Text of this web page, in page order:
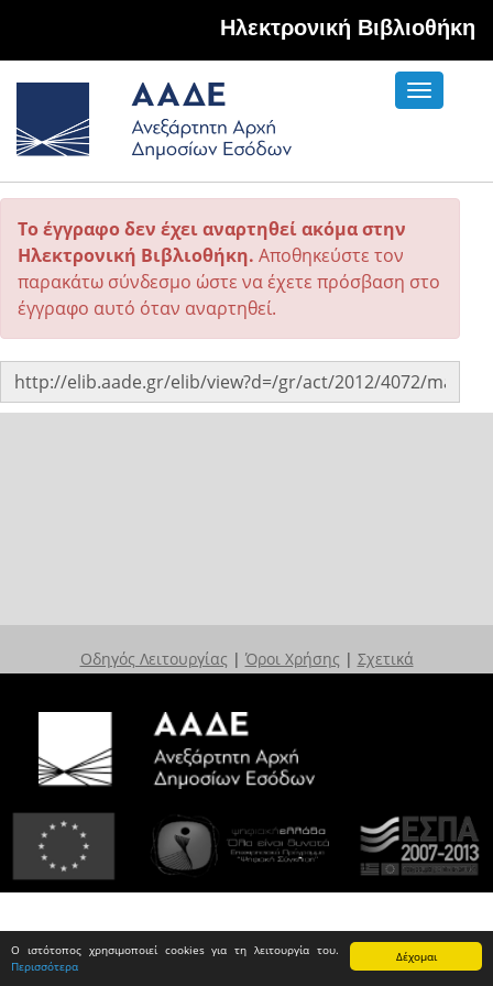
Δέχομαι
Ο ιστότοπος χρησιμοποιεί cookies για τη λειτουργία του.
Περισσότερα
Hλεκτρονική Βιβλιοθήκη
Toggle
Το έγγραφο δεν έχει αναρτηθεί ακόμα στην
Ηλεκτρονική Βιβλιοθήκη. Αποθηκεύστε τον
παρακάτω σύνδεσμο ώστε να έχετε πρόσβαση στο
έγγραφο αυτό όταν αναρτηθεί.
Οδηγός Λειτουργίας | Όροι Χρήσης | Σχετικά